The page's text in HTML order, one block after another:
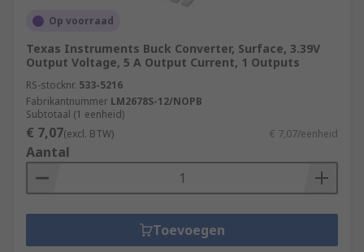
Op voorraad
Texas Instruments Buck Converter, Surface, 3.39V
Output Voltage, 5 A Output Current, 1 Outputs
RS-stocknr. 533-5216
Fabrikantnummer LM2678S-12/NOPB
Subtotaal (1 eenheid)
€ 7,07(excl. BTW) € 7,07/eenheid
Aantal
Toevoegen